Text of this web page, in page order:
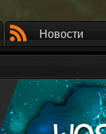
Новости